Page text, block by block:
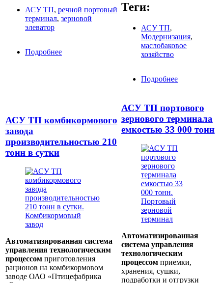
АСУ ТП, речной портовый
терминал, зерновой
элеватор
Подробнее о АСУ ТП речного портового терминала
Теги:
АСУ ТП,
Модернизация,
маслобаковое
хозяйство
Подробнее
хозяйства
АСУ ТП комбикормового
завода
производительностью 210
тонн в сутки
Автоматизированная система
управления технологическим
процессом приготовления
рационов на комбикормовом
заводе ОАО «Птицефабрика
АСУ ТП портового
зернового терминала
емкостью 33 000 тонн
Автоматизированная
система управления
технологическим
процессом приемки,
хранения, сушки,
подработки и отгрузки